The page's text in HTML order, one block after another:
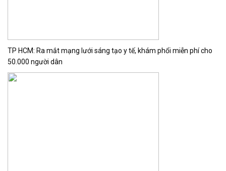
TP HCM: Ra mắt mạng lưới sáng tạo y tế, khám phổi miễn phí cho
50.000 người dân